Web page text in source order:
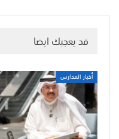
قد يعجبك ايضا
أخبار المدارس